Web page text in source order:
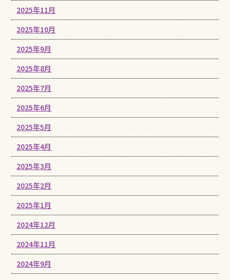
2025年11月
2025年10月
2025年9月
2025年8月
2025年7月
2025年6月
2025年5月
2025年4月
2025年3月
2025年2月
2025年1月
2024年12月
2024年11月
2024年9月